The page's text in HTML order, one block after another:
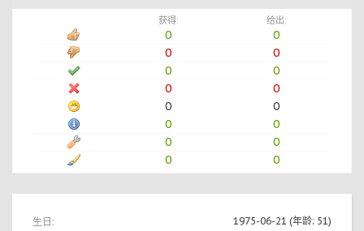
获得: 给出:
0
0
0
0
0
0
0
0
0
0
0
0
0
0
0
0
生日: 1975-06-21 (年龄: 51)